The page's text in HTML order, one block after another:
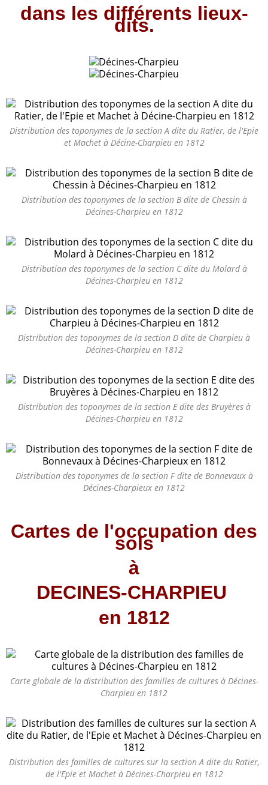
dans les différents lieux-
dits.
Distribution des toponymes de la section A dite du Ratier, de l'Epie
et Machet à Décine-Charpieu en 1812
Distribution des toponymes de la section B dite de Chessin à
Décines-Charpieu en 1812
Distribution des toponymes de la section C dite du Molard à
Décines-Charpieu en 1812
Distribution des toponymes de la section D dite de Charpieu à
Décines-Charpieu en 1812
Distribution des toponymes de la section E dite des Bruyères à
Décines-Charpieu en 1812
Distribution des toponymes de la section F dite de Bonnevaux à
Décines-Charpieux en 1812
Cartes de l'occupation des
sols
à
DECINES-CHARPIEU
en 1812
Carte globale de la distribution des familles de cultures à Décines-
Charpieu en 1812
Distribution des familles de cultures sur la section A dite du Ratier,
de l'Epie et Machet à Décines-Charpieu en 1812